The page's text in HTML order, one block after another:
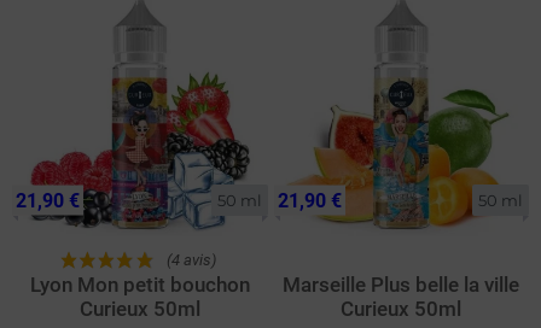
50 ml
(4 avis)
Lyon Mon petit bouchon
Curieux 50ml
21,90 € 50 ml
Marseille Plus belle la ville
Curieux 50ml
21,90 €